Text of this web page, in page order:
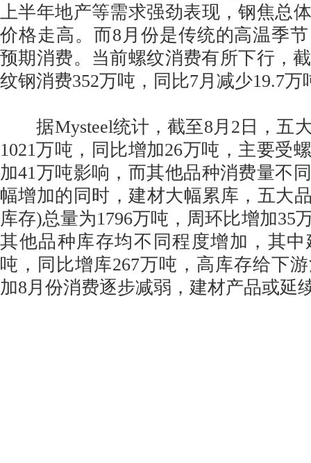
上半年地产等需求强劲表现，钢焦总
价格走高。而8月份是传统的高温季
预期消费。当前螺纹消费有所下行，
纹钢消费352万吨，同比7月减少19.7万
据Mysteel统计，截至8月2日，五
1021万吨，同比增加26万吨，主要受
加41万吨影响，而其他品种消费量不
幅增加的同时，建材大幅累库，五大
库存)总量为1796万吨，周环比增加35
其他品种库存均不同程度增加，其
吨，同比增库267万吨，高库存给下
加8月份消费逐步减弱，建材产品或延